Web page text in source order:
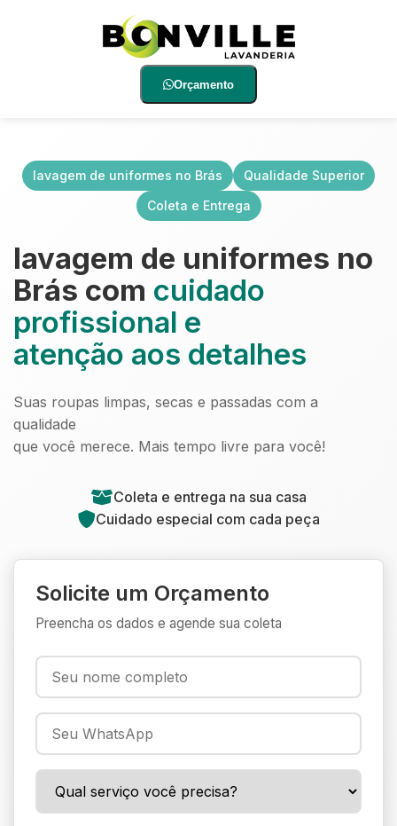
Orçamento
lavagem de uniformes no Brás
Qualidade Superior
Coleta e Entrega
lavagem de uniformes no
Brás com cuidado
profissional e
atenção aos detalhes
Suas roupas limpas, secas e passadas com a
qualidade
que você merece. Mais tempo livre para você!
Coleta e entrega na sua casa
Cuidado especial com cada peça
Solicite um Orçamento
Preencha os dados e agende sua coleta